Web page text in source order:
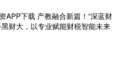
APP下载 产教融合新篇！“深蓝财
黑财大，以专业赋能财税智能未来